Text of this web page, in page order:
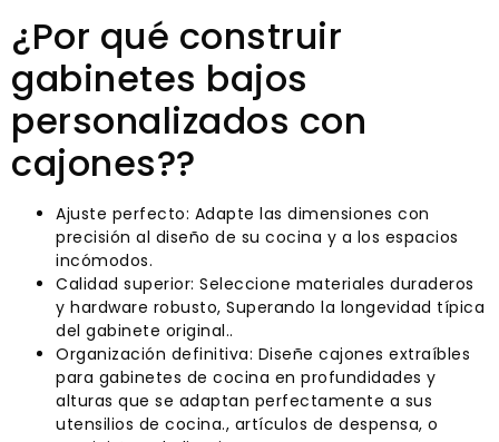
¿Por qué construir
gabinetes bajos
personalizados con
cajones??
Ajuste perfecto: Adapte las dimensiones con
precisión al diseño de su cocina y a los espacios
incómodos.
Calidad superior: Seleccione materiales duraderos
y hardware robusto, Superando la longevidad típica
del gabinete original..
Organización definitiva: Diseñe cajones extraíbles
para gabinetes de cocina en profundidades y
alturas que se adaptan perfectamente a sus
utensilios de cocina., artículos de despensa, o